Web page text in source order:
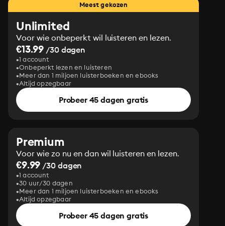
Meest gekozen
Unlimited
Voor wie onbeperkt wil luisteren en lezen.
€13.99 /30 dagen
1 account
Onbeperkt lezen en luisteren
Meer dan 1 miljoen luisterboeken en ebooks
Altijd opzegbaar
Probeer 45 dagen gratis
Premium
Voor wie zo nu en dan wil luisteren en lezen.
€9.99 /30 dagen
1 account
30 uur/30 dagen
Meer dan 1 miljoen luisterboeken en ebooks
Altijd opzegbaar
Probeer 45 dagen gratis